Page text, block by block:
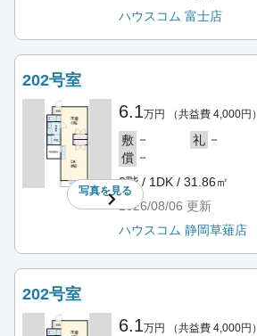
ハウスコム 富士店
202号室
写真を見る
6.1万円 （共益費 4,000円）
敷 － 礼 －
償 －
2階 / 1DK / 31.86㎡
2026/08/06 更新
ハウスコム 静岡草薙店
202号室
6.1万円 （共益費 4,000円）